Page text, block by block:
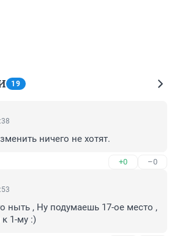
19
ничего не хотят.
+0 –0
ныть , Ну подумаешь 17-ое место ,
1-му :)